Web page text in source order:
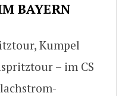
BAYERN
Kumpel
– im CS